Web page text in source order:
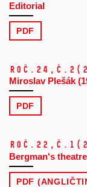
Editorial
PDF
Roč.24, č.2
Miroslav Plešák
PDF
Roč.22, č.1
Bergman's
PDF